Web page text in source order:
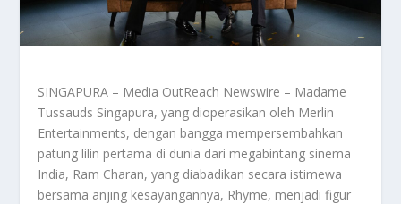
SINGAPURA – Media OutReach Newswire – Madame
Tussauds Singapura, yang dioperasikan oleh Merlin
Entertainments, dengan bangga mempersembahkan
patung lilin pertama di dunia dari megabintang sinema
India, Ram Charan, yang diabadikan secara istimewa
bersama anjing kesayangannya, Rhyme, menjadi figur